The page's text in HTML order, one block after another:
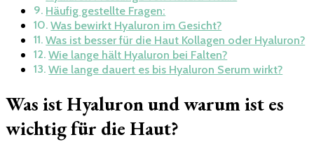
Häufig gestellte Fragen:
Was bewirkt Hyaluron im Gesicht?
Was ist besser für die Haut Kollagen oder Hyaluron?
Wie lange hält Hyaluron bei Falten?
Wie lange dauert es bis Hyaluron Serum wirkt?
Was ist Hyaluron und warum ist es
wichtig für die Haut?